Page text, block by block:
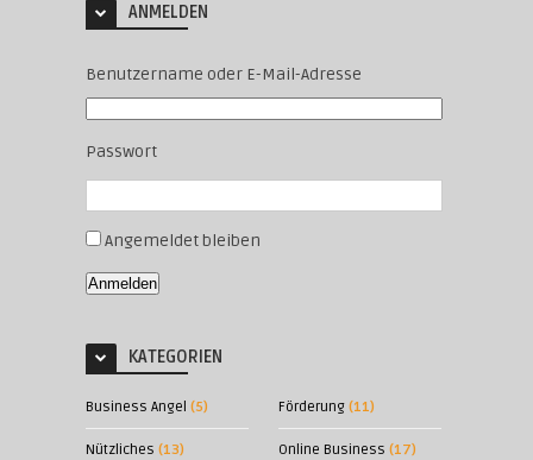
ANMELDEN
Benutzername oder E-Mail-Adresse
Passwort
Angemeldet bleiben
Anmelden
KATEGORIEN
Business Angel (5) Förderung(11)
Nützliches (13) Online Business (17)